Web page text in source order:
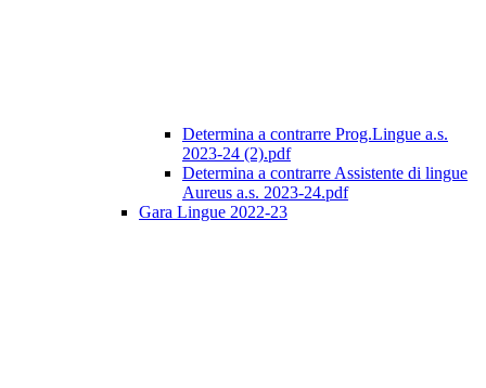
Determina a contrarre Prog.Lingue a.s.
2023-24 (2).pdf
Determina a contrarre Assistente di lingue
Aureus a.s. 2023-24.pdf
Gara Lingue 2022-23